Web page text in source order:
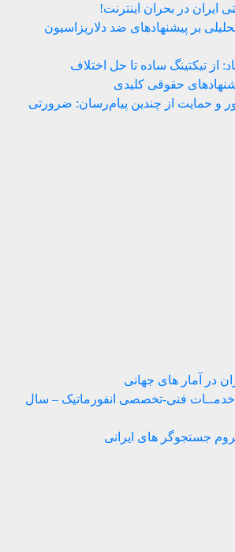
ایران در بحران اینترنت!
بر پیشنهادهای ضد دلاریزاسیون
از تیکتینگ ساده تا حل اختلاف
حقوقی کلیدی
و حمایت از چندین پیام‌رسان: ضرورتی
در آمار های جهانی
خدمــات فنی-تخصصی انفورماتیک – سال
جستجوگر های ایرانی